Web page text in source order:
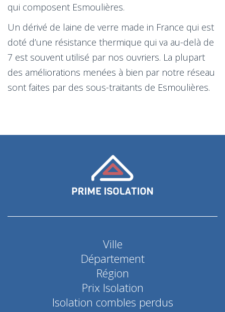
qui composent Esmoulières.
Un dérivé de laine de verre made in France qui est
doté d’une résistance thermique qui va au-delà de
7 est souvent utilisé par nos ouvriers. La plupart
des améliorations menées à bien par notre réseau
sont faites par des sous-traitants de Esmoulières.
Ville
Département
Région
Prix Isolation
Isolation combles perdus